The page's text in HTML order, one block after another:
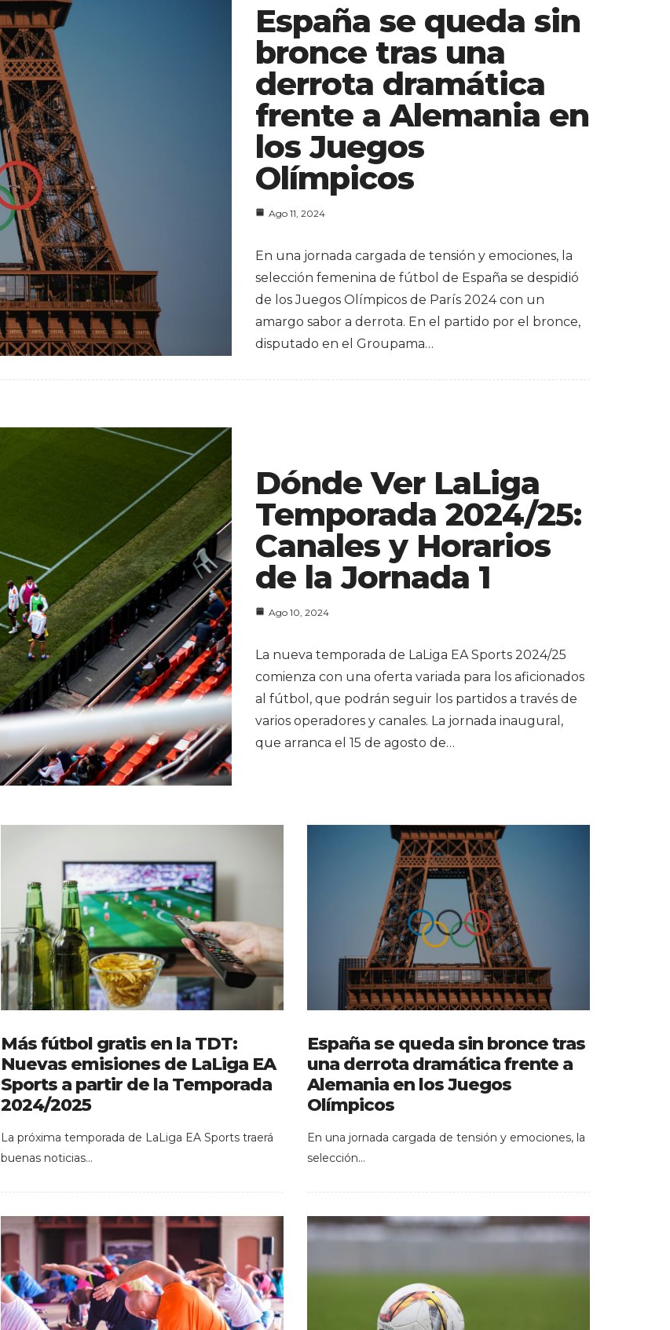
España se queda sin
bronce tras una
derrota dramática
frente a Alemania en
los Juegos
Olímpicos
Ago 11, 2024
En una jornada cargada de tensión y emociones, la
selección femenina de fútbol de España se despidió
de los Juegos Olímpicos de París 2024 con un
amargo sabor a derrota. En el partido por el bronce,
disputado en el Groupama…
Dónde Ver LaLiga
Temporada 2024/25:
Canales y Horarios
de la Jornada 1
Ago 10, 2024
La nueva temporada de LaLiga EA Sports 2024/25
comienza con una oferta variada para los aficionados
al fútbol, que podrán seguir los partidos a través de
varios operadores y canales. La jornada inaugural,
que arranca el 15 de agosto de…
Más fútbol gratis en la TDT:
Nuevas emisiones de LaLiga EA
Sports a partir de la Temporada
2024/2025
La próxima temporada de LaLiga EA Sports traerá
buenas noticias…
España se queda sin bronce tras
una derrota dramática frente a
Alemania en los Juegos
Olímpicos
En una jornada cargada de tensión y emociones, la
selección…